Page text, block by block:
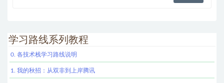
学习路线系列教程
0. 各技术栈学习路线说明
1. 我的秋招：从双非到上岸腾讯